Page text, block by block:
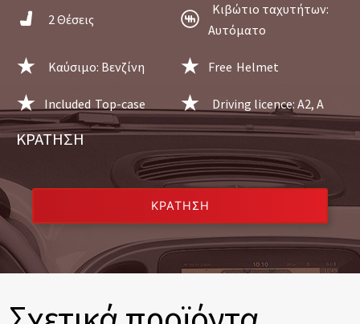
2 Θέσεις
Κιβώτιο ταχυτήτων:
Aυτόματο
Καύσιμο: Βενζίνη Free Helmet
Included Top-case Driving licence: A2, A
ΚΡΆΤΗΣΗ
ΚΡΆΤΗΣΗ